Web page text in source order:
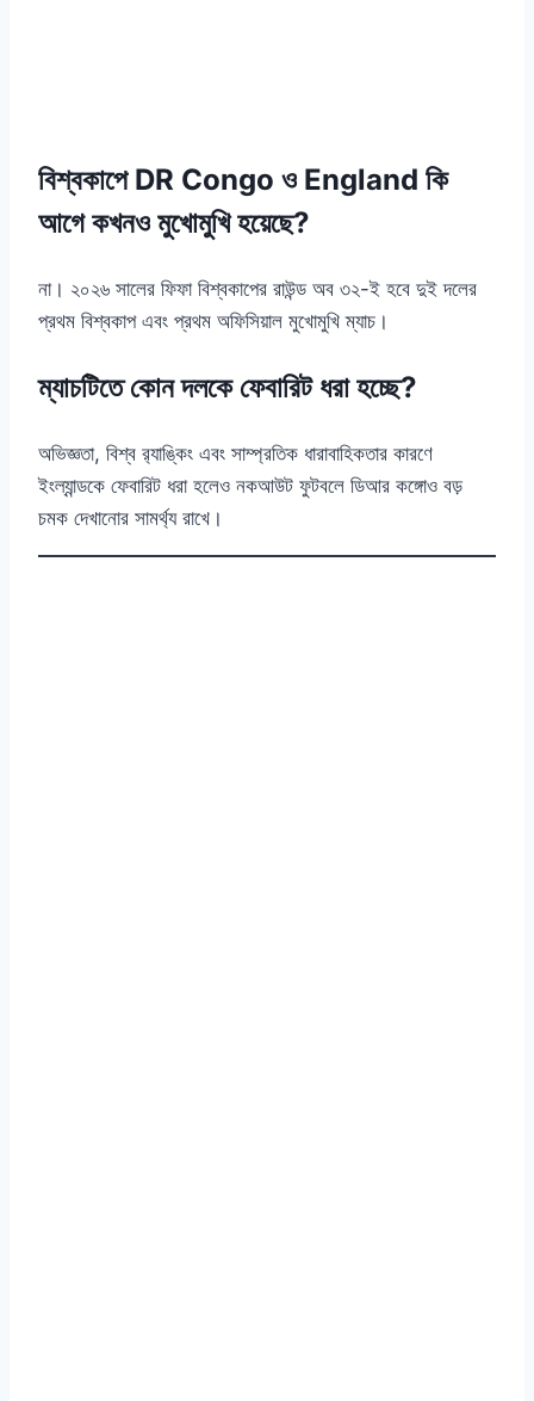
বিশ্বকাপে DR Congo ও England কি
আগে কখনও মুখোমুখি হয়েছে?
না। ২০২৬ সালের ফিফা বিশ্বকাপের রাউন্ড অব ৩২-ই হবে দুই দলের
প্রথম বিশ্বকাপ এবং প্রথম অফিসিয়াল মুখোমুখি ম্যাচ।
ম্যাচটিতে কোন দলকে ফেবারিট ধরা হচ্ছে?
অভিজ্ঞতা, বিশ্ব র‍্যাঙ্কিং এবং সাম্প্রতিক ধারাবাহিকতার কারণে
ইংল্যান্ডকে ফেবারিট ধরা হলেও নকআউট ফুটবলে ডিআর কঙ্গোও বড়
চমক দেখানোর সামর্থ্য রাখে।